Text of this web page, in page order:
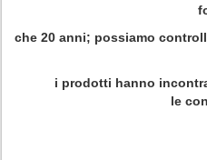
che 20 anni; possiamo
i prodotti hanno
le